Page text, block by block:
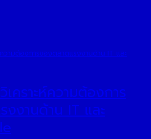
เคราะห์ความต้องการ
งงานด้าน IT และ